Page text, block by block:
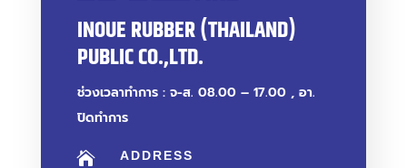
INOUE RUBBER (THAILAND)
PUBLIC CO.,LTD.
ช่วงเวลาทำการ : จ-ส. 08.00 – 17.00 , อา.
ปิดทำการ
 ADDRESS